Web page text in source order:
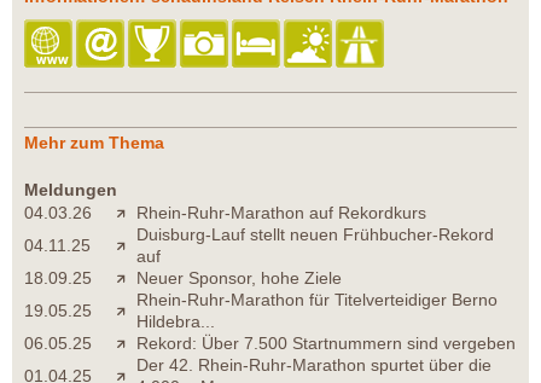
Mehr zum Thema
Meldungen
04.03.26
Rhein-Ruhr-Marathon auf Rekordkurs
04.11.25
Duisburg-Lauf stellt neuen Frühbucher-Rekord
auf
18.09.25
Neuer Sponsor, hohe Ziele
19.05.25
Rhein-Ruhr-Marathon für Titelverteidiger Berno
Hildebra...
06.05.25
Rekord: Über 7.500 Startnummern sind vergeben
01.04.25
Der 42. Rhein-Ruhr-Marathon spurtet über die